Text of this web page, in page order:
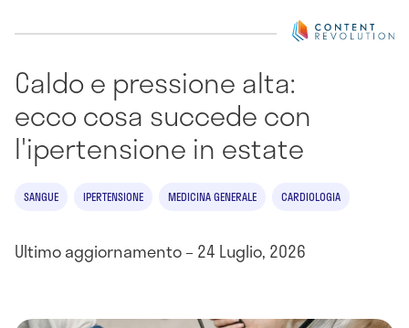
Caldo e pressione alta:
ecco cosa succede con
l'ipertensione in estate
SANGUE IPERTENSIONE MEDICINA GENERALE CARDIOLOGIA
Ultimo aggiornamento – 24 Luglio, 2026